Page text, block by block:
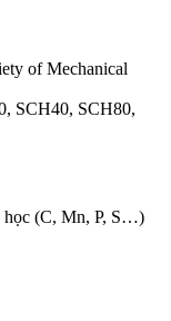
of Mechanical
SCH40, SCH80,
học (C, Mn, P, S…)